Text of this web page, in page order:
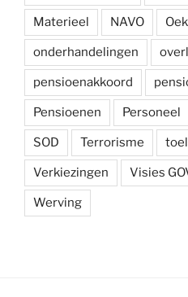
Materieel NAVO
onderhandelingen
pensioenakkoord
Pensioenen Personeel
SOD Terrorisme
Verkiezingen Visies
Werving